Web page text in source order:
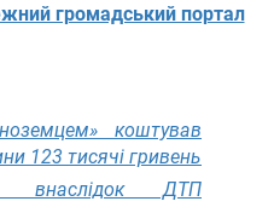
громадський портал
коштував
123 тисячі гривень
внаслідок ДТП